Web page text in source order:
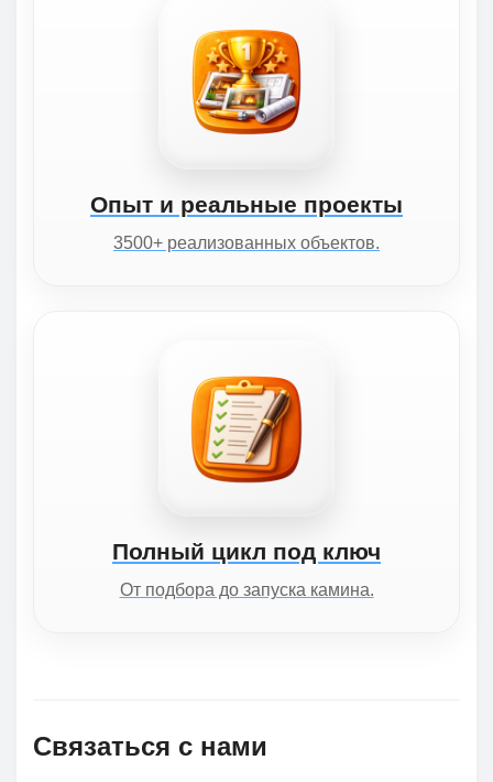
Опыт и реальные проекты
3500+ реализованных объектов.
Полный цикл под ключ
От подбора до запуска камина.
Связаться с нами